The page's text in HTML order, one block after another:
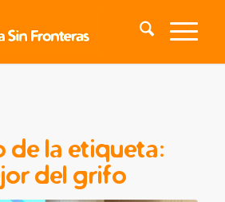
de la etiqueta:
del grifo